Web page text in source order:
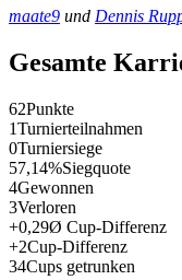
maate9 und Dennis
Gesamte
62Punkte
1Turnierteilnahmen
0Turniersiege
57,14%Siegquote
4Gewonnen
3Verloren
+0,29Ø Cup-Differenz
+2Cup-Differenz
34Cups getrunken